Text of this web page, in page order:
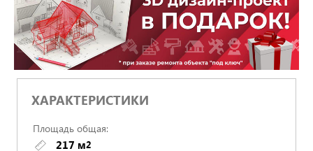
ХАРАКТЕРИСТИКИ
Площадь общая:
217 м2